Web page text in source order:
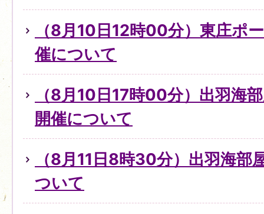
（8月10日12時00分）東庄ポ
催について
（8月10日17時00分）出羽海
開催について
（8月11日8時30分）出羽海部
ついて